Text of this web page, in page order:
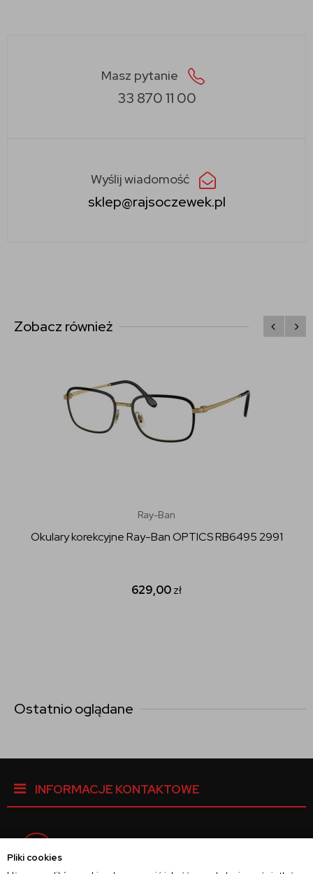
Pliki cookies
Masz pytanie
33 870 11 00
Wyślij wiadomość
sklep@rajsoczewek.pl
Zobacz również
Ray-Ban
Okulary korekcyjne Ray-Ban OPTICS RB6495 2991
629,00zł
Ostatnio oglądane
INFORMACJE KONTAKTOWE